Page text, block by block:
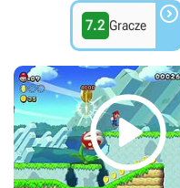
7.2 Gracze 
